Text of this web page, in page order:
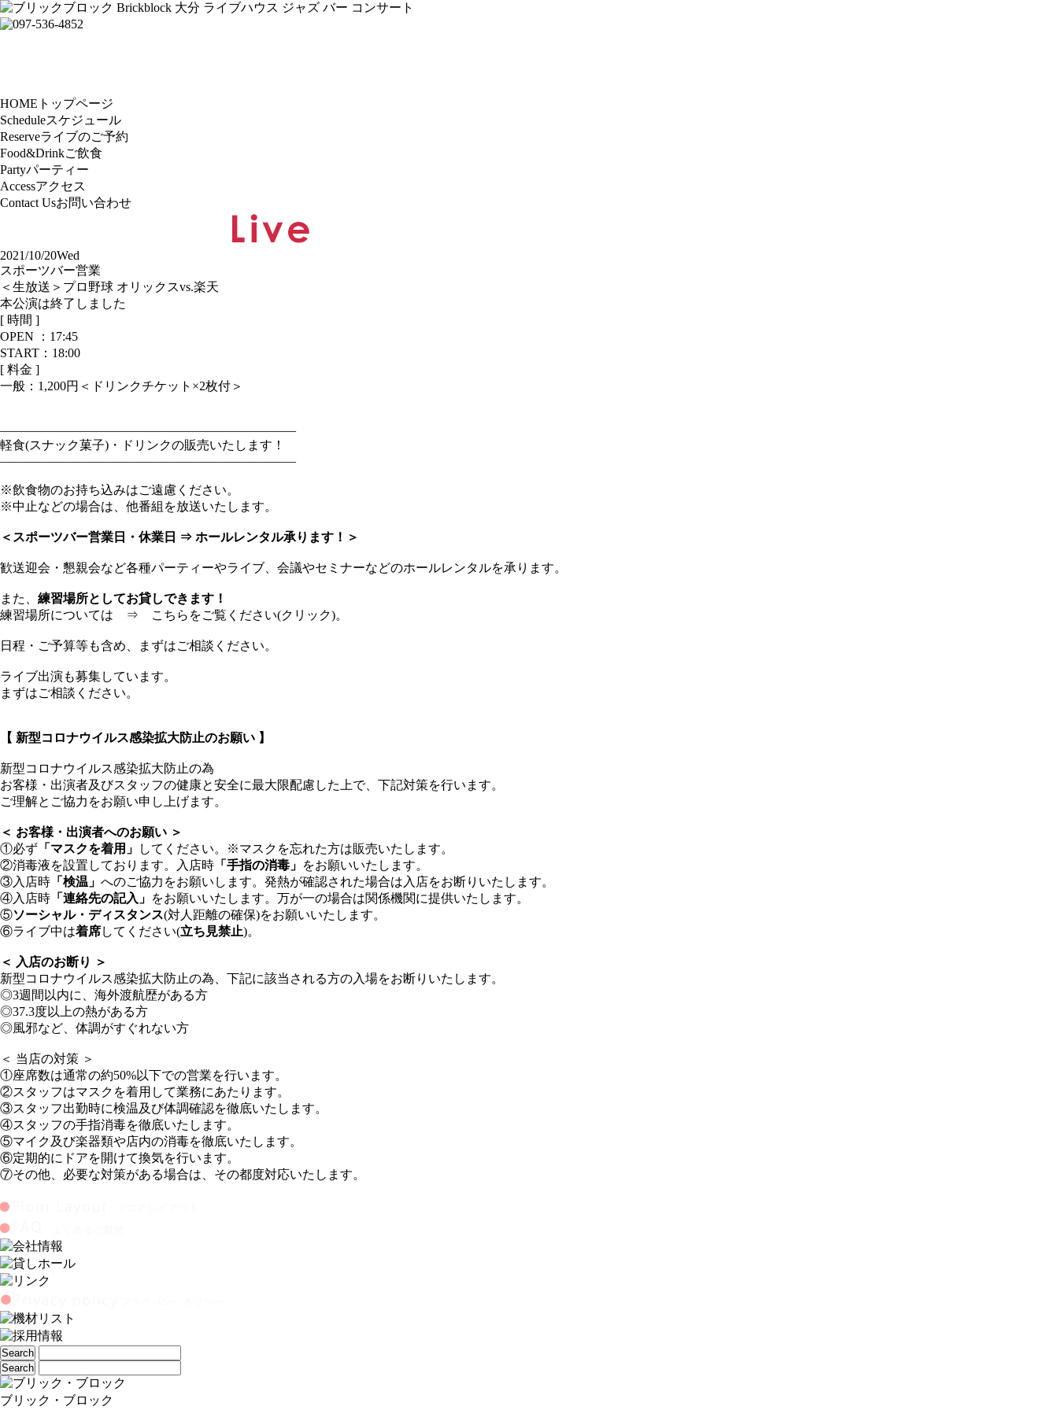
HOME トップページ
Scheduleスケジュール
Reserveライブのご予約
Food&Drinkご飲食
Partyパーティー
Accessアクセス
Contact Usお問い合わせ
2021/10/20Wed
スポーツバー営業
＜生放送＞プロ野球 オリックスvs.楽天
本公演は終了しました
[ 時間 ]
OPEN ： 17:45
START：18:00
[ 料金 ]
一般： 1,200円＜ドリンクチケット×2枚付＞
———————————————————————–
軽食(スナック菓子)・ドリンクの販売いたします！
———————————————————————–
※飲食物のお持ち込みはご遠慮ください。
※中止などの場合は、他番組を放送いたします。
＜スポーツバー営業日・休業日 ⇒ ホールレンタル承ります！＞
歓送迎会・懇親会など各種パーティーやライブ、会議やセミナーなどのホールレンタルを承ります。
また、 練習場所としてお貸しできます！
練習場所については ⇒
こちらをご覧ください(クリック)。
日程・ご予算等も含め、まずはご相談ください。
ライブ出演も募集しています。
まずはご相談ください。
【 新型コロナウイルス感染拡大防止のお願い 】
新型コロナウイルス感染拡大防止の為
お客様・出演者及びスタッフの健康と安全に最大限配慮した上で、下記対策を行います。
ご理解とご協力をお願い申し上げます。
＜ お客様・出演者へのお願い ＞
①必ず 「マスクを着用」
してください。※マスクを忘れた方は販売いたします。
②消毒液を設置しております。入店時 「手指の消毒」 をお願いいたします。
③入店時 「検温」 へのご協力をお願いします。発熱が確認された場合は入店をお断りいたします。
④入店時 「連絡先の記入」 をお願いいたします。万が一の場合は関係機関に提供いたします。
⑤ソーシャル・ディスタンス(対人距離の確保)をお願いいたします。
⑥ライブ中は着席してください(立ち見禁止)。
＜ 入店のお断り ＞
新型コロナウイルス感染拡大防止の為、下記に該当される方の入場をお断りいたします。
◎3週間以内に、海外渡航歴がある方
◎37.3度以上の熱がある方
◎風邪など、体調がすぐれない方
＜ 当店の対策 ＞
①座席数は通常の約50%以下での営業を行います。
②スタッフはマスクを着用して業務にあたります。
③スタッフ出勤時に検温及び体調確認を徹底いたします。
④スタッフの手指消毒を徹底いたします。
⑤マイク及び楽器類や店内の消毒を徹底いたします。
⑥定期的にドアを開けて換気を行います。
⑦その他、必要な対策がある場合は、その都度対応いたします。
ブリック・ブロック